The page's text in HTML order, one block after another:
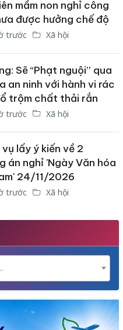
mầm non nghỉ công
được hưởng chế độ
trước Xã hội
Sẽ “Phạt nguội” qua
an ninh với hành vi rác
trộm chất thải rắn
trước Xã hội
vụ lấy ý kiến về 2
án nghỉ 'Ngày Văn hóa
24/11/2026
trước Xã hội